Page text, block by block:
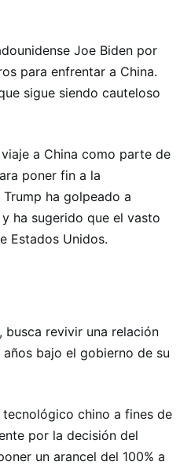
Joe Biden por
para enfrentar a China.
sigue siendo cauteloso
a China como parte de
poner fin a la
ha golpeado a
ha sugerido que el vasto
Estados Unidos.
busca revivir una relación
bajo el gobierno de su
chino a fines de
por la decisión del
un arancel del 100% a